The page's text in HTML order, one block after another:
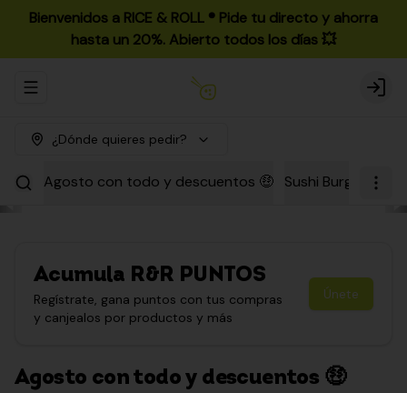
Bienvenidos a RICE & ROLL ®️ Pide tu directo y ahorra
hasta un 20%. Abierto todos los días 💥
Abrir menu de navegación Login
¿Dónde quieres pedir?
Agosto con todo y descuentos 🤑 Sushi Burgers
Acumula R&R PUNTOS
Regístrate, gana puntos con tus compras
y canjealos por productos y más
Únete
Agosto con todo y descuentos 🤑